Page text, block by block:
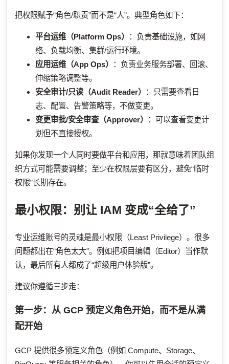
把权限赋予“角色/职责”而不是“人”。典型角色如下：
平台运维（Platform Ops）
：负责基础设施，如网
络、负载均衡、集群/运行环境。
应用运维（App Ops）
：负责业务服务部署、回滚、
伸缩策略调整等。
安全审计/只读（Audit Reader）
：只需要查看日
志、配置、告警策略等，不做变更。
变更审批/安全审查（Approver）
：可以查看变更计
划但不直接授权。
如果你发现一个人同时要做平台和应用，那就意味着团队组
织方式可能需要调整；至少在权限层要有区分，避免“临时
权限”长期存在。
最小权限：别让 IAM 变成“全给了”
专业运维账号的灵魂是最小权限（Least Privilege）。很多
问题都出在“角色太大”。例如把项目编辑（Editor）当作默
认，最后所有人都成了“超级用户体验版”。
建议你遵循三步走：
第一步：从 GCP 预定义角色开始，而不是从满
配开始
GCP 提供很多预定义角色（例如 Compute、Storage、